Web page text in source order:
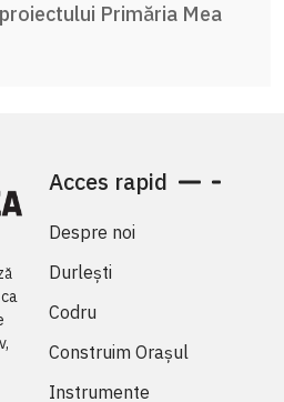
Primăria Mea
Acces rapid
Despre noi
Durlești
Codru
Construim Orașul
Instrumente